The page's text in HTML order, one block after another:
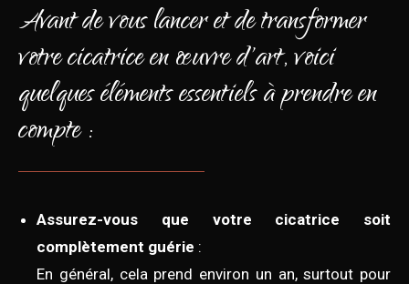
Avant de vous lancer et de transformer
votre cicatrice en œuvre d'art, voici
quelques éléments essentiels à prendre en
compte :
Assurez-vous que votre cicatrice soit
complètement guérie :
En général, cela prend environ un an, surtout pour